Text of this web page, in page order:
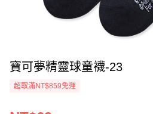
寶可夢精靈球童襪-23
超取滿NT$859免運